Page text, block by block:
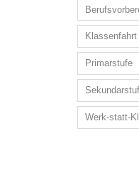
Klassenfahrt
Primarstufe
Werk-statt-